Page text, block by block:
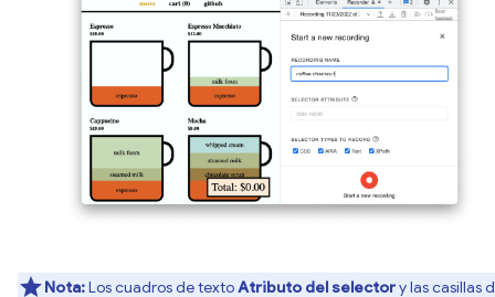
Nota:Los cuadros de textoAtributo del selectory las casillas